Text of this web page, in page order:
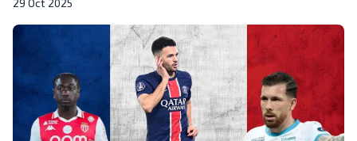
29 Oct 2025